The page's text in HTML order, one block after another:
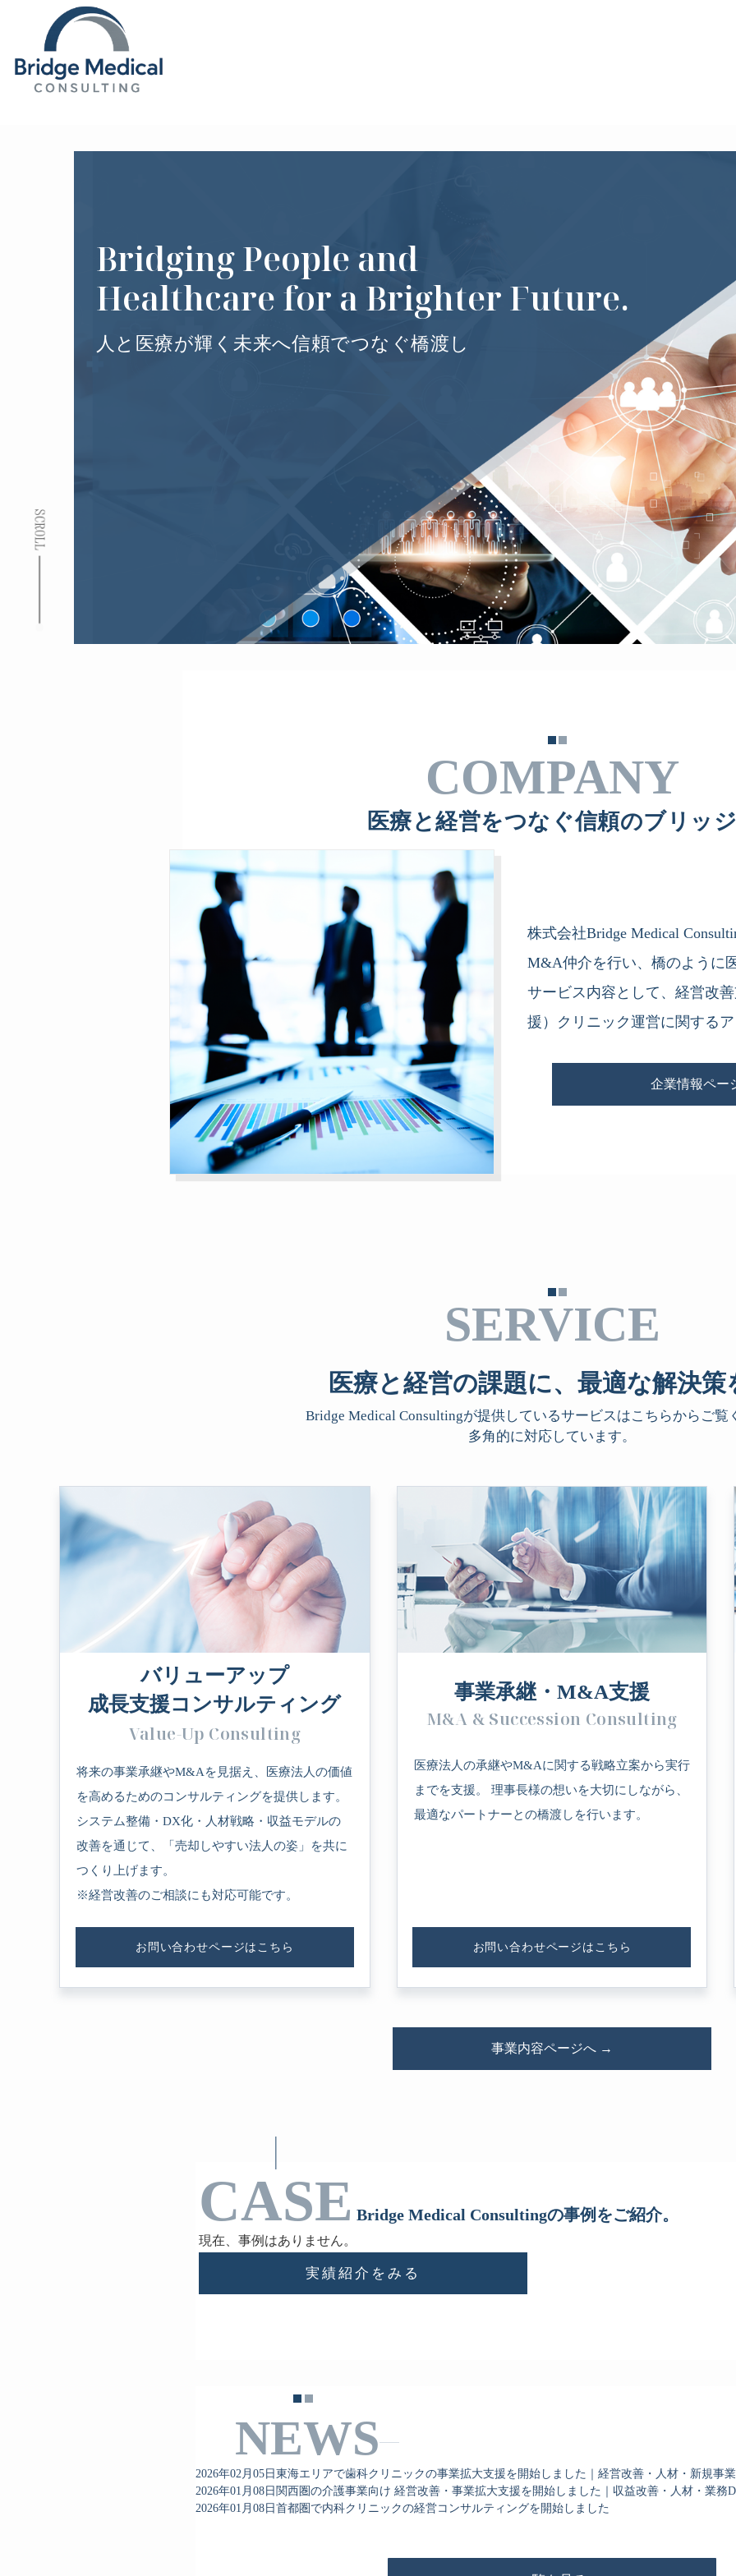
Bridging People and
Healthcare for a Brighter Future.
人と医療が輝く未来へ信頼でつなぐ橋渡し
COMPANY
医療と経営をつなぐ信頼のブリッジ
株式会社Bridge Medical
M&A仲介を行い、橋のように
サービス内容として、経営改
援）クリニック運営に関する
企業情報ペー
SERVICE
医療と経営の課題に、最適な解決策
Bridge Medical Consultingが提供しているサービスはこちらからご覧
多角的に対応しています。
バリューアップ
成長支援コンサルティング
Value-Up Consulting
将来の事業承継やM&Aを見据え、医療法人の価値
を高めるためのコンサルティングを提供します。
システム整備・DX化・人材戦略・収益モデルの
改善を通じて、「売却しやすい法人の姿」を共に
つくり上げます。
※経営改善のご相談にも対応可能です。
お問い合わせページはこちら
事業承継・M&A支援
M&A & Succession Consulting
医療法人の承継やM&Aに関する戦略立案から実行
までを支援。 理事長様の想いを大切にしながら、
最適なパートナーとの橋渡しを行います。
お問い合わせページはこちら
事業内容ページへ →
CASE Bridge Medical Consultingの事例をご紹介。
現在、事例はありません。
実績紹介をみる
NEWS
2026年02月05日 東海エリアで歯科クリニックの事業拡大支援を開始しました｜経営改善・人材・新規事
2026年01月08日 関西圏の介護事業向け 経営改善・事業拡大支援を開始しました｜収益改善・人材・業務
2026年01月08日 首都圏で内科クリニックの経営コンサルティングを開始しました